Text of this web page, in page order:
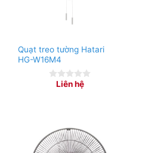
Quạt treo tường Hatari
HG-W16M4
Liên hệ